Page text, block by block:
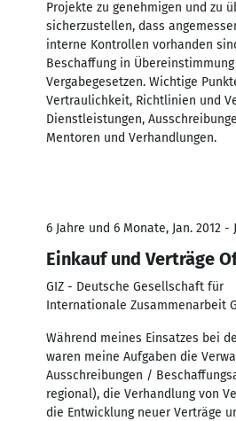
Projekte zu genehmigen und zu
sicherzustellen, dass
interne Kontrollen vorhanden
Beschaffung in
Vergabegesetzen. Wichtige
Vertraulichkeit, Richtlinien und
Dienstleistungen,
Mentoren und Verhandlungen.
6 Jahre und 6 Monate, Jan. 2012 -
Einkauf und Verträge
GIZ - Deutsche Gesellschaft für
Internationale Zusammenarbeit
Während meines Einsatzes bei
waren meine Aufgaben die
Ausschreibungen /
regional), die Verhandlung von
die Entwicklung neuer Verträge